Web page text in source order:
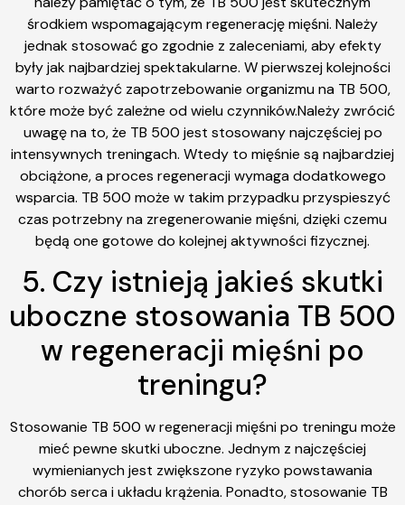
środkiem wspomagającym regenerację mięśni. Należy
jednak stosować go zgodnie z zaleceniami, aby efekty
były jak najbardziej spektakularne. W pierwszej kolejności
warto rozważyć zapotrzebowanie organizmu na TB 500,
które może być zależne od wielu czynników.Należy zwrócić
uwagę na to, że TB 500 jest stosowany najczęściej po
intensywnych treningach. Wtedy to mięśnie są najbardziej
obciążone, a proces regeneracji wymaga dodatkowego
wsparcia. TB 500 może w takim przypadku przyspieszyć
czas potrzebny na zregenerowanie mięśni, dzięki czemu
będą one gotowe do kolejnej aktywności fizycznej.
5. Czy istnieją jakieś skutki
uboczne stosowania TB 500
w regeneracji mięśni po
treningu?
Stosowanie TB 500 w regeneracji mięśni po treningu może
mieć pewne skutki uboczne. Jednym z najczęściej
wymienianych jest zwiększone ryzyko powstawania
chorób serca i układu krążenia. Ponadto, stosowanie TB